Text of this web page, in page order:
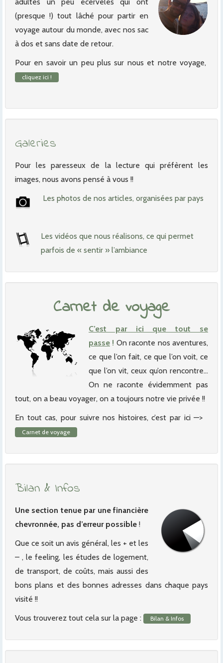
(presque !) tout lâché pour partir en
voyage autour du monde, avec nos sac
à dos et sans date de retour.
Pour en savoir un peu plus sur nous et notre voyage,
cliquez ici !
Galeries
Pour les paresseux de la lecture qui préfèrent les
images, nous avons pensé à vous !!
Les photos de nos articles, organisées par pays
Les vidéos que nous réalisons, ce qui permet
parfois de « sentir » l’ambiance
Carnet de voyage
C’est par ici que tout se
passe ! On raconte nos aventures,
ce que l’on fait, ce que l’on voit, ce
que l’on vit, ceux qu’on rencontre…
On ne raconte évidemment pas
tout, on a beau voyager, on a toujours notre vie privée !!
En tout cas, pour suivre nos histoires, c’est par ici —>
Carnet de voyage
Bilan & Infos
Une section tenue par une financière
chevronnée, pas d’erreur possible !
Que ce soit un avis général, les + et les
– , le feeling, les études de logement,
de transport, de coûts, mais aussi des
bons plans et des bonnes adresses dans chaque pays
visité !!
Vous trouverez tout cela sur la page :
Bilan & Infos